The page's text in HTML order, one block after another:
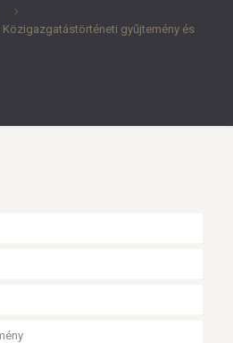
Közigazgatástörténeti gyűjtemény és